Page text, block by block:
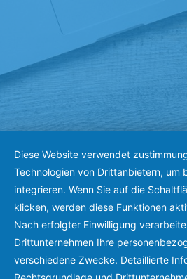
Diese Website verwendet
Technologien von Drittanbietern, um
integrieren. Wenn Sie auf die
klicken, werden diese Funktionen
Nach erfolgter Einwilligung
Drittunternehmen Ihre
verschiedene Zwecke. Detaillierte